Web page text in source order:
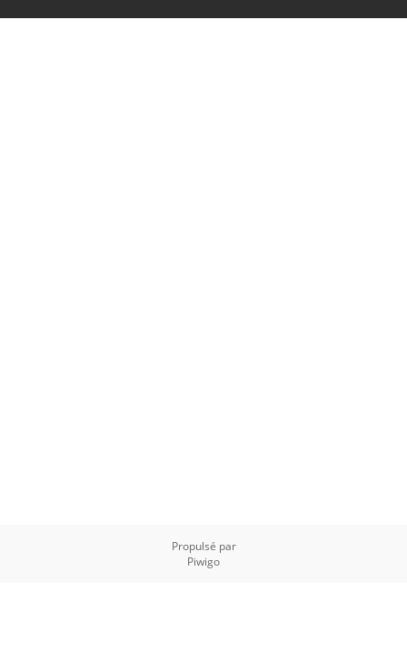
Propulsé par
Piwigo